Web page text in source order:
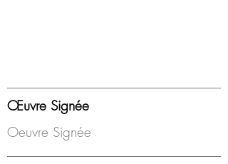
Œuvre Signée
Oeuvre Signée